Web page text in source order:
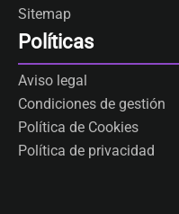
Sitemap
Políticas
Aviso legal
Condiciones de gestión
Política de Cookies
Política de privacidad